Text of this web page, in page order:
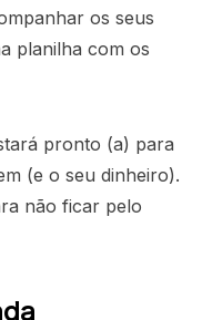
os seus
planilha com os
pronto (a) para
(e o seu dinheiro).
não ficar pelo